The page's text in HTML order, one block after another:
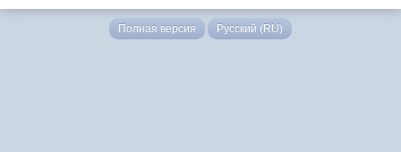
Полная версия Русский (RU)